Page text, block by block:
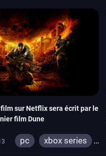
film sur Netflix sera écrit par le
film Dune
pc
xbox series